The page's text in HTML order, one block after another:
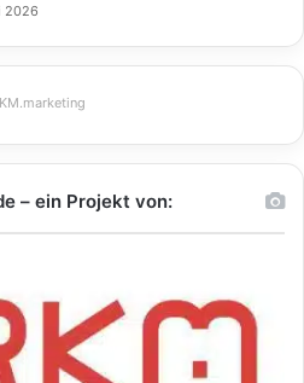
2026
– ein Projekt von: